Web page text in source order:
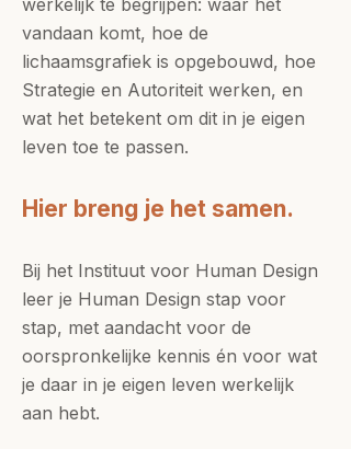
werkelijk te begrijpen: waar het
vandaan komt, hoe de
lichaamsgrafiek is opgebouwd, hoe
Strategie en Autoriteit werken, en
wat het betekent om dit in je eigen
leven toe te passen.
Hier breng je het samen.
Bij het Instituut voor Human Design
leer je Human Design stap voor
stap, met aandacht voor de
oorspronkelijke kennis én voor wat
je daar in je eigen leven werkelijk
aan hebt.